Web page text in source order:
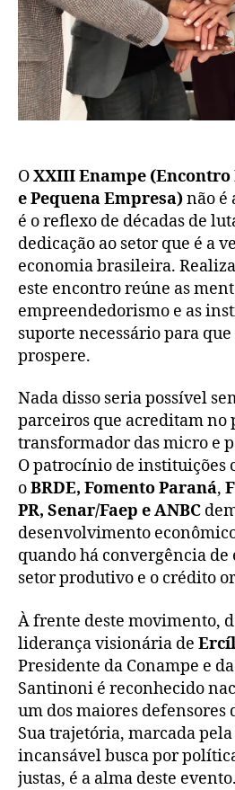
OXXIII Enampe
e Pequena Empresa)não é
é o reflexo de décadas de
dedicação ao setor que é a
economia brasileira.
este encontro reúne as
empreendedorismo e as
suporte necessário para
prospere.
Nada disso seria possível
parceiros que acreditam no
transformador das micro e
O patrocínio de instituições
oBRDE, Fomento Paraná,
PR, Senar/Faep e ANBC
desenvolvimento
quando há convergência de
setor produtivo e o crédito
À frente deste movimento,
liderança visionária de
Presidente da Conampe e
Santinoni é reconhecido
um dos maiores defensores
Sua trajetória, marcada
incansável busca por
justas, é a alma deste evento.